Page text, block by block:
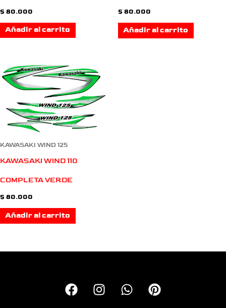
$ 80.000
Añadir al carrito
$ 80.000
Añadir al carrito
KAWASAKI WIND 125
KAWASAKI WIND 110
COMPLETA VERDE
$ 80.000
Añadir al carrito